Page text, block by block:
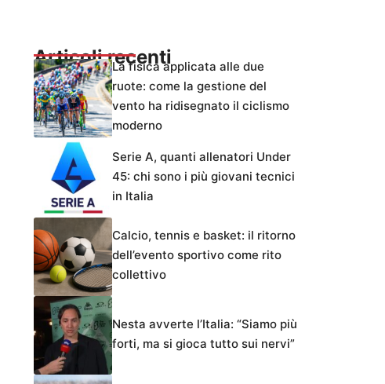
Articoli recentiLa fisica applicata alle due
ruote: come la gestione del
vento ha ridisegnato il ciclismo
moderno
Serie A, quanti allenatori Under
45: chi sono i più giovani tecnici
in Italia
Calcio, tennis e basket: il ritorno
dell’evento sportivo come rito
collettivo
Nesta avverte l’Italia: “Siamo più
forti, ma si gioca tutto sui nervi”